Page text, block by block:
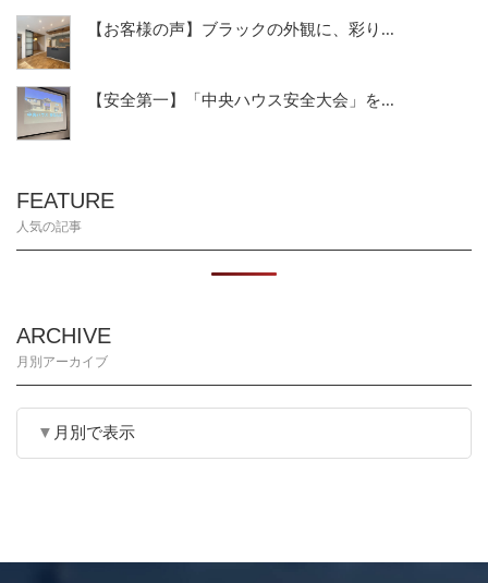
【お客様の声】ブラックの外観に、彩り...
【安全第一】「中央ハウス安全大会」を...
FEATURE
人気の記事
ARCHIVE
月別アーカイブ
月別で表示